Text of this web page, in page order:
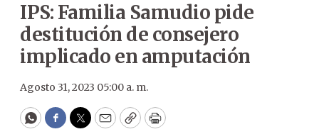
IPS: Familia Samudio pide
destitución de consejero
implicado en amputación
Agosto 31, 2023 05:00 a. m.
WhatsApp
Facebook
Twitter
EmailCopyPrint